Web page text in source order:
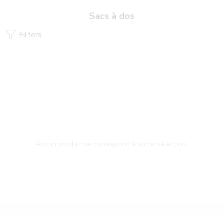
Sacs à dos
Filters